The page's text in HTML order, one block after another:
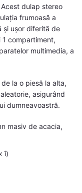
dulap stereo
frumoasă a
și ușor diferită de
1 compartiment,
multimedia, a
la o piesă la alta,
asigurând
dumneavoastră.
masiv de acacia,
î)